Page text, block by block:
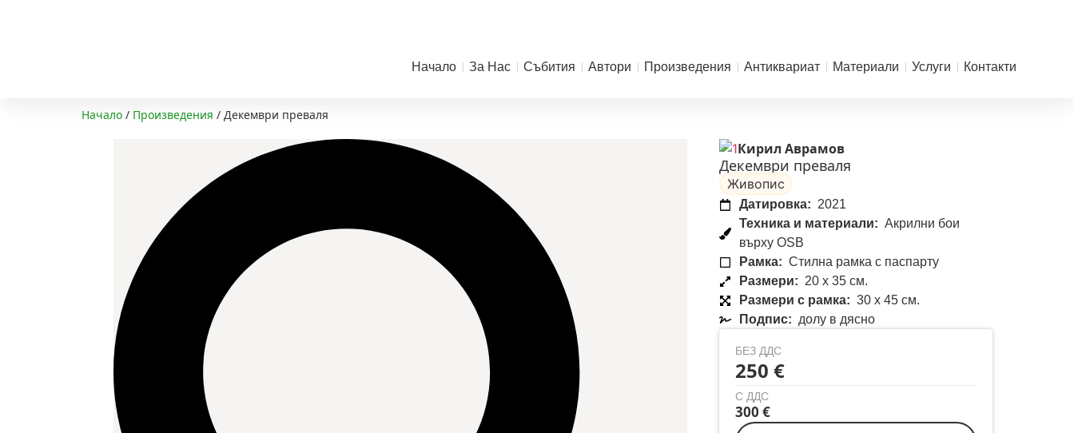
Начало За Нас Събития Автори Произведения Антиквариат Материали Услуги Контакти
Начало / Произведения / Декември преваля
Кирил Аврамов
Декември преваля
Живопис
Датировка: 2021
Техника и материали: Акрилни бои
върху OSB
Рамка: Стилна рамка с паспарту
Размери: 20 x 35 см.
Размери с рамка: 30 x 45 см.
Подпис: долу в дясно
БЕЗ ДДС
250 €
С ДДС
300 €